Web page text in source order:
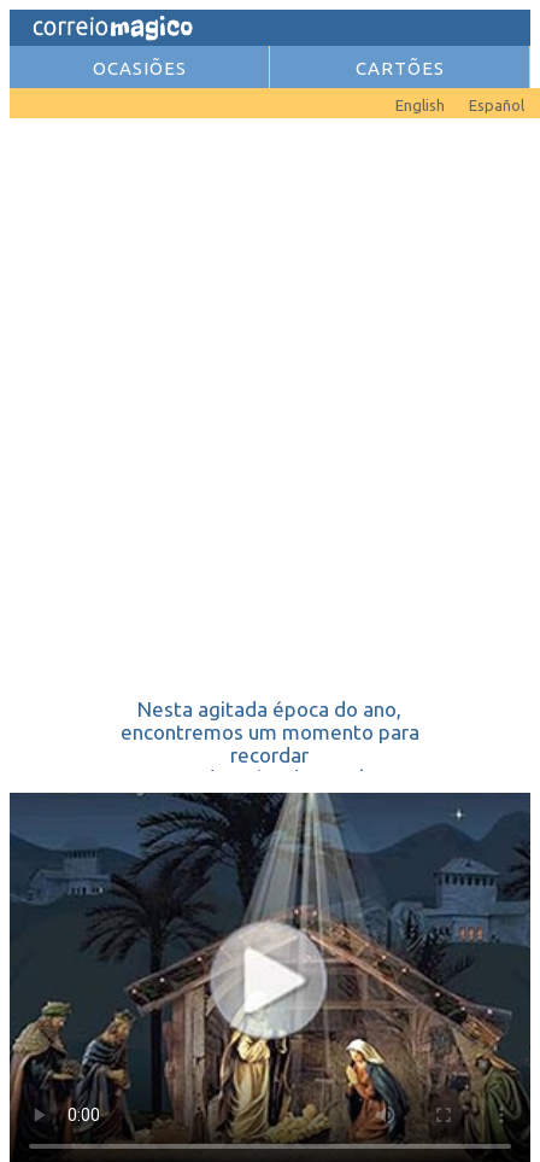
OCASIÕES CARTÕES
Español
English
Nesta agitada época do ano,
encontremos um momento para
recordar
a sagrada Noite de Paz / que
mudou a História.
Feliz Natal